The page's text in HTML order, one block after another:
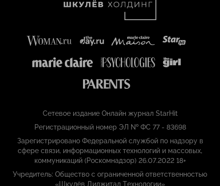
Сетевое издание Онлайн журнал StarHit
Регистрационный номер ЭЛ № ФС 77 - 83698
Зарегистрировано Федеральной службой по надзору в
сфере связи, информационных технологий и массовых,
коммуникаций (Роскомнадзор) 26.07.2022 18+
Учредитель: Общество с ограниченной ответственностью
«Шкулёв Диджитал Технологии»